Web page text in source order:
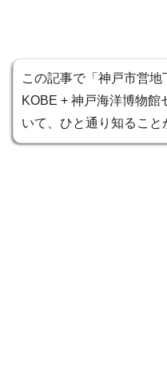
この記事で「神戸市営地
KOBE + 神戸海洋博物館
いて、ひと通り知ること